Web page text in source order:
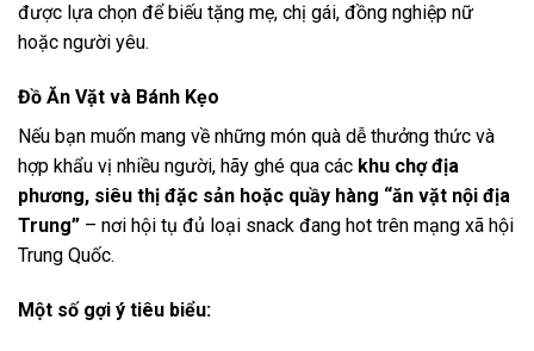
được lựa chọn để biếu tặng mẹ, chị gái, đồng nghiệp nữ
hoặc người yêu.
Đồ Ăn Vặt và Bánh Kẹo
Nếu bạn muốn mang về những món quà dễ thưởng thức và
hợp khẩu vị nhiều người, hãy ghé qua các khu chợ địa
phương, siêu thị đặc sản hoặc quầy hàng “ăn vặt nội địa
Trung” – nơi hội tụ đủ loại snack đang hot trên mạng xã hội
Trung Quốc.
Một số gợi ý tiêu biểu: